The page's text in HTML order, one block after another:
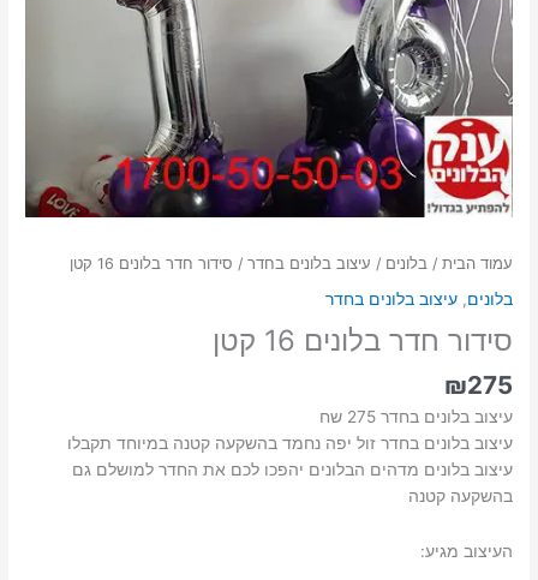
עמוד הבית / בלונים / עיצוב בלונים בחדר / סידור חדר בלונים 16 קטן
בלונים,עיצוב בלונים בחדר
סידור חדר בלונים 16 קטן
₪275
עיצוב בלונים בחדר 275 שח
עיצוב בלונים בחדר זול יפה נחמד בהשקעה קטנה במיוחד תקבלו
עיצוב בלונים מדהים הבלונים יהפכו לכם את החדר למושלם גם
בהשקעה קטנה
העיצוב מגיע: